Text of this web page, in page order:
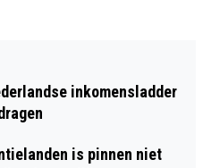
inkomensladder
is pinnen niet